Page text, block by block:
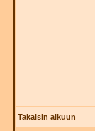
Takaisin alkuun